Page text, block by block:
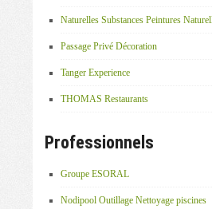
Naturelles Substances Peintures
Passage Privé Décoration
Tanger Experience
THOMAS Restaurants
Professionnels
Groupe ESORAL
Nodipool Outillage Nettoyage piscines